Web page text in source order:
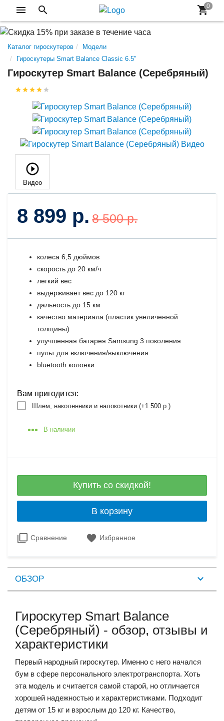
Каталог гироскутеров
Модели
Гироскутеры Smart Balance Classic 6.5"
Гироскутер Smart Balance (Серебряный)
Видео
8 899 р. 8 500 р.
колеса 6,5 дюймов
скорость до 20 км/ч
легкий вес
выдерживает вес до 120 кг
дальность до 15 км
качество материала (пластик увеличенной
толщины)
улучшенная батарея Samsung 3 поколения
пульт для включения/выключения
bluetooth колонки
Вам пригодится:
Шлем, наколенники и налокотники (+1 500 р.)
В наличии
Купить со скидкой!
В корзину
Сравнение Избранное
ОБЗОР
Гироскутер Smart Balance
(Серебряный) - обзор, отзывы и
характеристики
Первый народный гироскутер. Именно с него начался
бум в сфере персонального электротранспорта. Хоть
эта модель и считается самой старой, но отличается
хорошей надежностью и характеристиками. Подходит
детям от 15 кг и взрослым до 120 кг. Качество,